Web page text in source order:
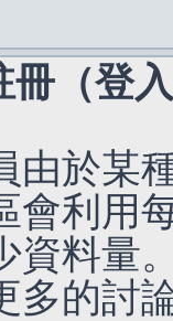
冊（登
由於某
會利用
資料量
多的討